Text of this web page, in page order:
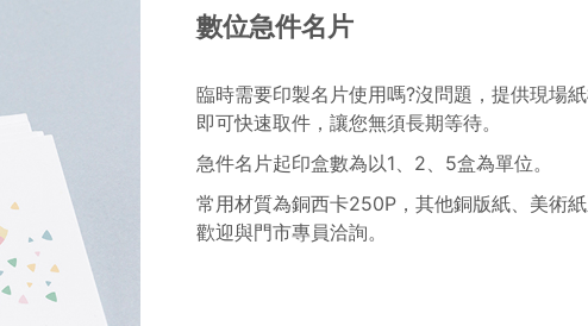
數位急件名片
臨時需要印製名片使用嗎?沒問題，提供現場
即可快速取件，讓您無須長期等待。
急件名片起印盒數為以1、2、5盒為單位。
常用材質為銅西卡250P，其他銅版紙、美術
歡迎與門市專員洽詢。